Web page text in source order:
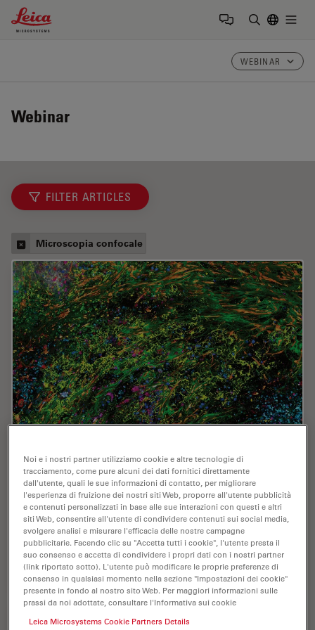
Leica Microsystems Logo
WEBINAR
Webinar
FILTER ARTICLES
Microscopia confocale
Spatial Omics Advances
In this webinar, Dr. Julia Roberti and Dr. Luis Alvarez
from Leica Microsystems introduce SpectraPlex, a new
functionality integrated into the STELLARIS confocal
platform for high-plex 3D spatial…
Jun 24, 2025 Webinar: Analisi multiplex spaziale
Noi e i nostri partner utilizziamo cookie e altre tecnologie di
tracciamento, come pure alcuni dei dati fornitici direttamente
dall'utente, quali le sue informazioni di contatto, per migliorare
l'esperienza di fruizione dei nostri siti Web, proporre all'utente pubblicità
e contenuti personalizzati in base alle sue interazioni con questi e altri
siti Web, consentire all'utente di condividere contenuti sui social media,
svolgere analisi e misurare l'efficacia delle nostre campagne
pubblicitarie. Facendo clic su "Accetta tutti i cookie", l'utente presta il
suo consenso e accetta di condividere i propri dati con i nostri partner
(link riportato sotto). L'utente può modificare le proprie preferenze di
consenso in qualsiasi momento nella sezione "Impostazioni dei cookie"
presente in fondo al nostro sito Web. Per maggiori informazioni sulle
prassi da noi adottate, consultare l'Informativa sui cookie
Leica Microsystems Cookie Partners Details